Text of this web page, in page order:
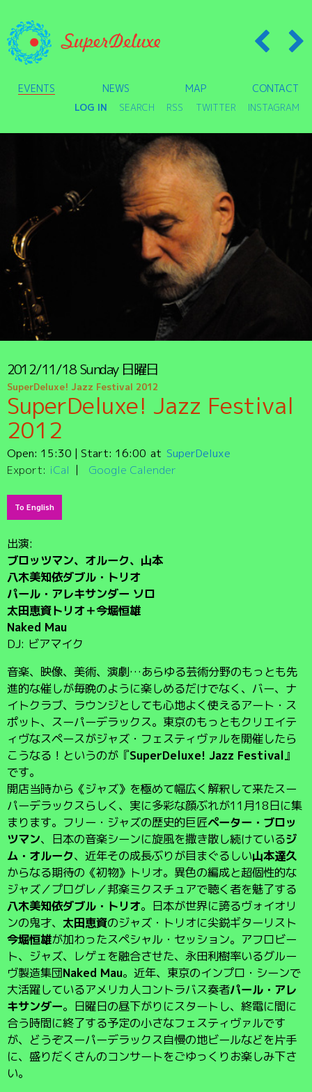
EVENTS NEWS MAP CONTACT
LOG IN SEARCH RSS TWITTER INSTAGRAM
2012/11/18Sunday 日曜日
SuperDeluxe! Jazz Festival 2012
SuperDeluxe! Jazz Festival
2012
Open: 15:30 | Start: 16:00
SuperDeluxe
Export: iCal Google Calender
To English
出演:
ブロッツマン、オルーク、山本
八木美知依ダブル・トリオ
パール・アレキサンダー ソロ
太田恵資トリオ＋今堀恒雄
Naked Mau
DJ: ビアマイク
音楽、映像、美術、演劇…あらゆる芸術分野のもっとも先
進的な催しが毎晩のように楽しめるだけでなく、バー、ナ
イトクラブ、ラウンジとしても心地よく使えるアート・ス
ポット、スーパーデラックス。東京のもっともクリエイテ
ィヴなスペースがジャズ・フェスティヴァルを開催したら
こうなる！というのが『SuperDeluxe! Jazz Festival』
です。
開店当時から《ジャズ》を極めて幅広く解釈して来たスー
パーデラックスらしく、実に多彩な顔ぶれが11月18日に集
まります。フリー・ジャズの歴史的巨匠ペーター・ブロッ
ツマン、日本の音楽シーンに旋風を撒き散し続けているジ
ム・オルーク、近年その成長ぶりが目まぐるしい山本達久
からなる期待の《初物》トリオ。異色の編成と超個性的な
ジャズ／プログレ／邦楽ミクスチュアで聴く者を魅了する
八木美知依ダブル・トリオ。日本が世界に誇るヴォイオリ
ンの鬼才、 太田恵資のジャズ・トリオに尖鋭ギターリスト
今堀恒雄が加わったスペシャル・セッション。アフロビー
ト、ジャズ、レゲェを融合させた、永田利樹率いるグルー
ヴ製造集団Naked Mau。近年、東京のインプロ・シーンで
大活躍しているアメリカ人コントラバス奏者パール・アレ
キサンダー。日曜日の昼下がりにスタートし、終電に間に
合う時間に終了する予定の小さなフェスティヴァルです
が、どうぞスーパーデラックス自慢の地ビールなどを片手
に、盛りだくさんのコンサートをごゆっくりお楽しみ下さ
い。